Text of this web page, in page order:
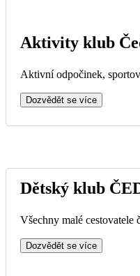
Aktivity klub
Aktivní odpočinek,
Dozvědět se více
Dětský klub
Všechny malé
Dozvědět se více